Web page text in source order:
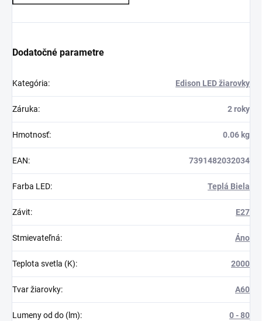
Dodatočné parametre
Kategória: Edison LED žiarovky
Záruka: 2 roky
Hmotnosť: 0.06 kg
EAN: 7391482032034
Farba LED: Teplá Biela
Závit: E27
Stmievateľná: Áno
Teplota svetla (K): 2000
Tvar žiarovky: A60
Lumeny od do (lm): 0 - 80